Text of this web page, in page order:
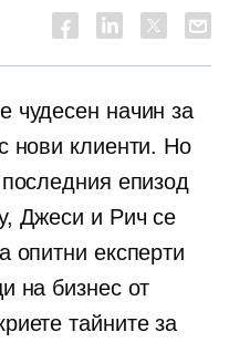
чудесен начин за
нови клиенти. Но
епизод
Джеси и Рич се
опитни експерти
на бизнес от
тайните за